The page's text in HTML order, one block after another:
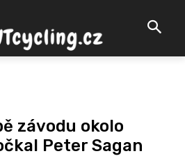
závodu okolo
Peter Sagan